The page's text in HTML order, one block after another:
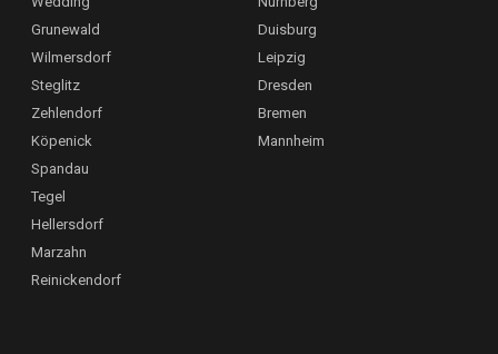
Grunewald
Wilmersdorf
Steglitz
Zehlendorf
Köpenick
Spandau
Tegel
Hellersdorf
Marzahn
Reinickendorf
Duisburg
Leipzig
Dresden
Bremen
Mannheim